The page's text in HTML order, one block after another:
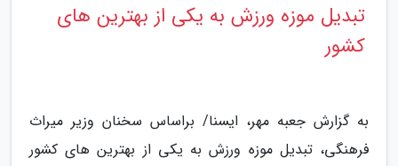
تبدیل موزه ورزش به یکی از بهترین های
کشور
به گزارش جعبه مهر، ایسنا/ براساس سخنان وزیر میراث
فرهنگی، تبدیل موزه ورزش به یکی از بهترین های کشور